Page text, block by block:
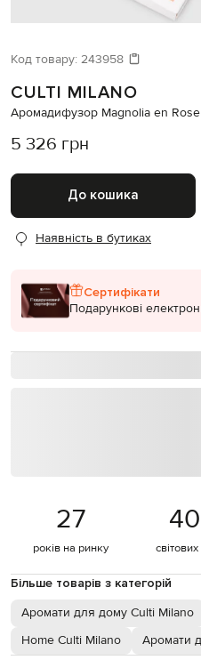
Код товару: 243958
CULTI MILANO
Аромадифузор Magnolia en
5 326 грн
До кошика
Наявність в бутиках
Сертифікати
Подарункові
27
років на ринку
Більше товарів з категорій
Аромати для дому Culti Milano
Home Culti Milano
Аромати